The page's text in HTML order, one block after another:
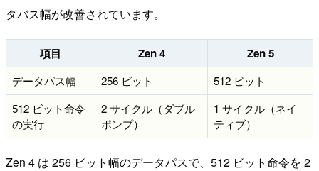
タバス幅が改善されています。
項目 Zen 4 Zen 5
データパス幅 256 ビット
512 ビット
512 ビット命令
の実行
2 サイクル（ダブル
ポンプ）
1 サイクル（ネイ
ティブ）
Zen 4 は 256 ビット幅のデータパスで、512 ビット命令を 2